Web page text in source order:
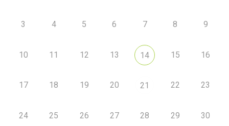
3 4 5 6 7 8 9
10 11 12 13 14 15 16
17 18 19 20 21 22 23
24 25 26 27 28 29 30